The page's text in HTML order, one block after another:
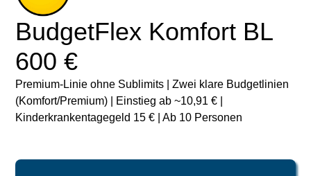
BudgetFlex Komfort BL
600 €
Premium-Linie ohne Sublimits | Zwei klare Budgetlinien
(Komfort/Premium) | Einstieg ab ~10,91 € |
Kinderkrankentagegeld 15 € | Ab 10 Personen